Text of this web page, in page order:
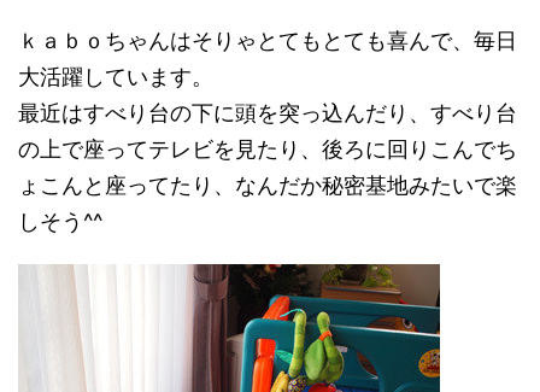
ｋａｂｏちゃんはそりゃとてもとても喜んで、毎日
大活躍しています。
最近はすべり台の下に頭を突っ込んだり、すべり台
の上で座ってテレビを見たり、後ろに回りこんでち
ょこんと座ってたり、なんだか秘密基地みたいで楽
しそう^^